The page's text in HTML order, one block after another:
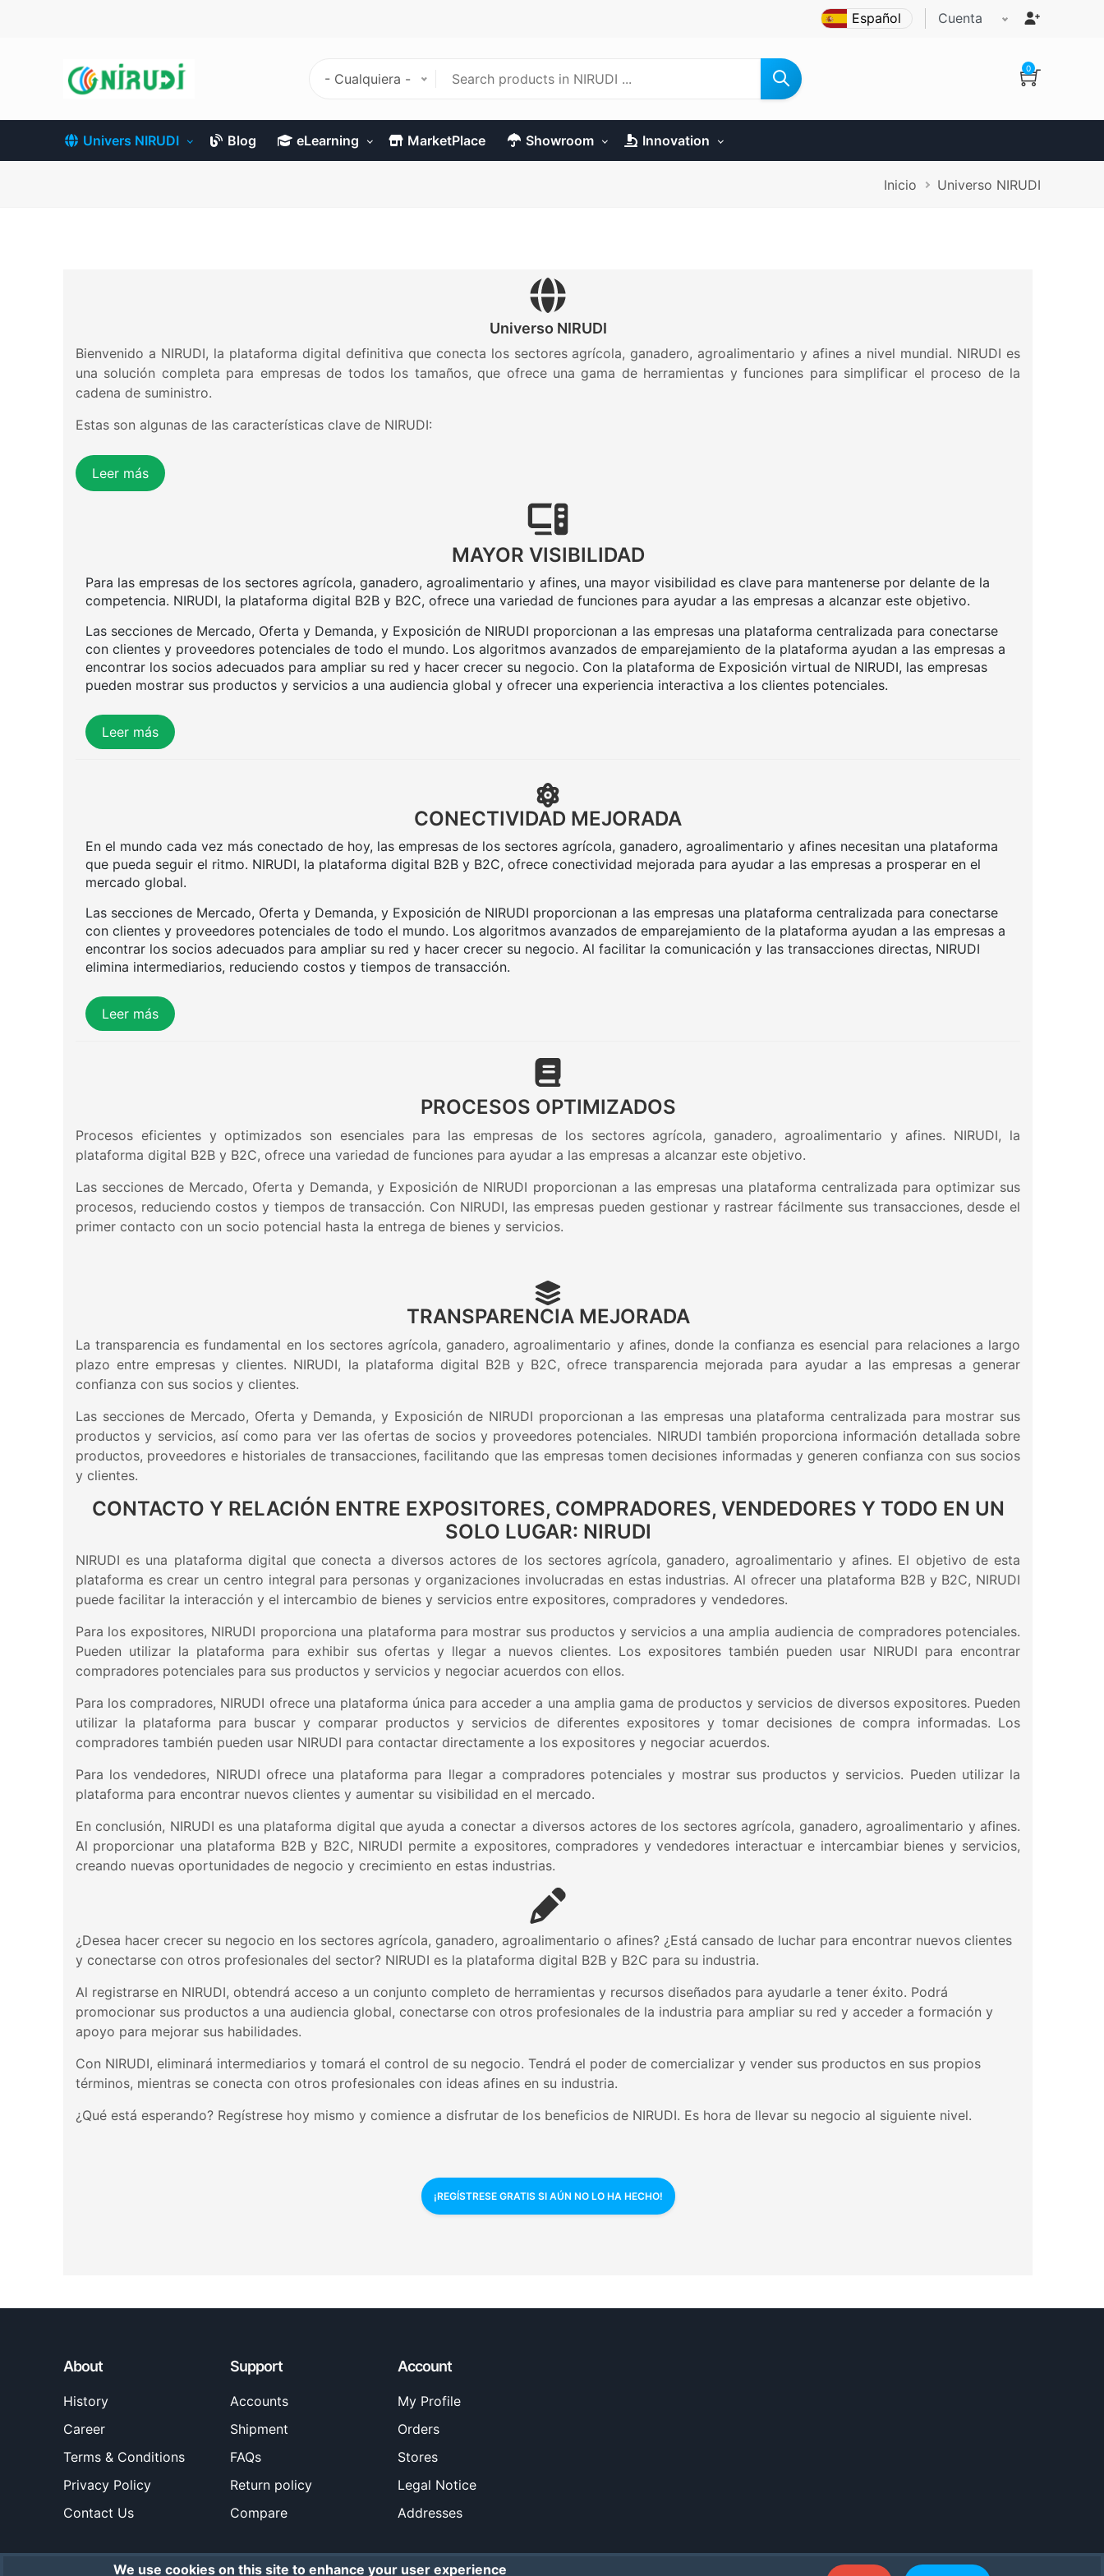
Cuenta
- Cualquiera -
0
Univers NIRUDI Blog eLearning MarketPlace Showroom Innovation
Ruta
Inicio Universo NIRUDI
Universo NIRUDI
Bienvenido a NIRUDI, la plataforma digital definitiva que conecta los sectores agrícola, ganadero, agroalimentario y afines a nivel mundial. NIRUDI es
una solución completa para empresas de todos los tamaños, que ofrece una gama de herramientas y funciones para simplificar el proceso de la
cadena de suministro.
Estas son algunas de las características clave de NIRUDI:
Leer más
MAYOR VISIBILIDAD
Para las empresas de los sectores agrícola, ganadero, agroalimentario y afines, una mayor visibilidad es clave para mantenerse por delante de la
competencia. NIRUDI, la plataforma digital B2B y B2C, ofrece una variedad de funciones para ayudar a las empresas a alcanzar este objetivo.
Las secciones de Mercado, Oferta y Demanda, y Exposición de NIRUDI proporcionan a las empresas una plataforma centralizada para conectarse
con clientes y proveedores potenciales de todo el mundo. Los algoritmos avanzados de emparejamiento de la plataforma ayudan a las empresas a
encontrar los socios adecuados para ampliar su red y hacer crecer su negocio. Con la plataforma de Exposición virtual de NIRUDI, las empresas
pueden mostrar sus productos y servicios a una audiencia global y ofrecer una experiencia interactiva a los clientes potenciales.
Leer más
CONECTIVIDAD MEJORADA
En el mundo cada vez más conectado de hoy, las empresas de los sectores agrícola, ganadero, agroalimentario y afines necesitan una plataforma
que pueda seguir el ritmo. NIRUDI, la plataforma digital B2B y B2C, ofrece conectividad mejorada para ayudar a las empresas a prosperar en el
mercado global.
Las secciones de Mercado, Oferta y Demanda, y Exposición de NIRUDI proporcionan a las empresas una plataforma centralizada para conectarse
con clientes y proveedores potenciales de todo el mundo. Los algoritmos avanzados de emparejamiento de la plataforma ayudan a las empresas a
encontrar los socios adecuados para ampliar su red y hacer crecer su negocio. Al facilitar la comunicación y las transacciones directas, NIRUDI
elimina intermediarios, reduciendo costos y tiempos de transacción.
Leer más
PROCESOS OPTIMIZADOS
Procesos eficientes y optimizados son esenciales para las empresas de los sectores agrícola, ganadero, agroalimentario y afines. NIRUDI, la
plataforma digital B2B y B2C, ofrece una variedad de funciones para ayudar a las empresas a alcanzar este objetivo.
Las secciones de Mercado, Oferta y Demanda, y Exposición de NIRUDI proporcionan a las empresas una plataforma centralizada para optimizar sus
procesos, reduciendo costos y tiempos de transacción. Con NIRUDI, las empresas pueden gestionar y rastrear fácilmente sus transacciones, desde el
primer contacto con un socio potencial hasta la entrega de bienes y servicios.
TRANSPARENCIA MEJORADA
La transparencia es fundamental en los sectores agrícola, ganadero, agroalimentario y afines, donde la confianza es esencial para relaciones a largo
plazo entre empresas y clientes. NIRUDI, la plataforma digital B2B y B2C, ofrece transparencia mejorada para ayudar a las empresas a generar
confianza con sus socios y clientes.
Las secciones de Mercado, Oferta y Demanda, y Exposición de NIRUDI proporcionan a las empresas una plataforma centralizada para mostrar sus
productos y servicios, así como para ver las ofertas de socios y proveedores potenciales. NIRUDI también proporciona información detallada sobre
productos, proveedores e historiales de transacciones, facilitando que las empresas tomen decisiones informadas y generen confianza con sus socios
y clientes.
CONTACTO Y RELACIÓN ENTRE EXPOSITORES, COMPRADORES, VENDEDORES Y TODO EN UN
SOLO LUGAR: NIRUDI
NIRUDI es una plataforma digital que conecta a diversos actores de los sectores agrícola, ganadero, agroalimentario y afines. El objetivo de esta
plataforma es crear un centro integral para personas y organizaciones involucradas en estas industrias. Al ofrecer una plataforma B2B y B2C, NIRUDI
puede facilitar la interacción y el intercambio de bienes y servicios entre expositores, compradores y vendedores.
Para los expositores, NIRUDI proporciona una plataforma para mostrar sus productos y servicios a una amplia audiencia de compradores potenciales.
Pueden utilizar la plataforma para exhibir sus ofertas y llegar a nuevos clientes. Los expositores también pueden usar NIRUDI para encontrar
compradores potenciales para sus productos y servicios y negociar acuerdos con ellos.
Para los compradores, NIRUDI ofrece una plataforma única para acceder a una amplia gama de productos y servicios de diversos expositores. Pueden
utilizar la plataforma para buscar y comparar productos y servicios de diferentes expositores y tomar decisiones de compra informadas. Los
compradores también pueden usar NIRUDI para contactar directamente a los expositores y negociar acuerdos.
Para los vendedores, NIRUDI ofrece una plataforma para llegar a compradores potenciales y mostrar sus productos y servicios. Pueden utilizar la
plataforma para encontrar nuevos clientes y aumentar su visibilidad en el mercado.
En conclusión, NIRUDI es una plataforma digital que ayuda a conectar a diversos actores de los sectores agrícola, ganadero, agroalimentario y afines.
Al proporcionar una plataforma B2B y B2C, NIRUDI permite a expositores, compradores y vendedores interactuar e intercambiar bienes y servicios,
creando nuevas oportunidades de negocio y crecimiento en estas industrias.
¿Desea hacer crecer su negocio en los sectores agrícola, ganadero, agroalimentario o afines? ¿Está cansado de luchar para encontrar nuevos clientes
y conectarse con otros profesionales del sector? NIRUDI es la plataforma digital B2B y B2C para su industria.
Al registrarse en NIRUDI, obtendrá acceso a un conjunto completo de herramientas y recursos diseñados para ayudarle a tener éxito. Podrá
promocionar sus productos a una audiencia global, conectarse con otros profesionales de la industria para ampliar su red y acceder a formación y
apoyo para mejorar sus habilidades.
Con NIRUDI, eliminará intermediarios y tomará el control de su negocio. Tendrá el poder de comercializar y vender sus productos en sus propios
términos, mientras se conecta con otros profesionales con ideas afines en su industria.
¿Qué está esperando? Regístrese hoy mismo y comience a disfrutar de los beneficios de NIRUDI. Es hora de llevar su negocio al siguiente nivel.
¡REGÍSTRESE GRATIS SI AÚN NO LO HA HECHO!
About
History
Career
Terms & Conditions
Privacy Policy
Contact Us
Support
Accounts
Shipment
FAQs
Return policy
Compare
Account
My Profile
Orders
Stores
Legal Notice
Addresses
We use cookies on this site to enhance your user experience